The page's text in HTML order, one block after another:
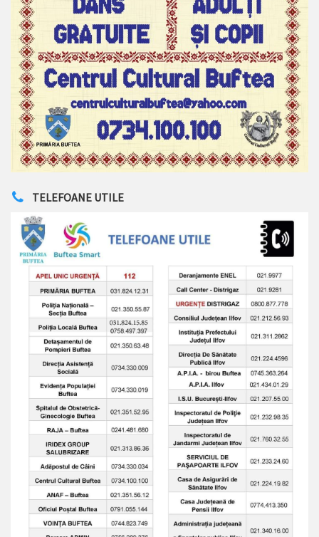
TELEFOANE UTILE